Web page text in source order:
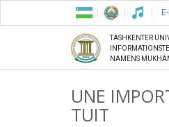
TASHKENTER
NAMENS
UNE
TUIT